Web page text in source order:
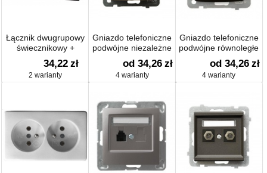
Łącznik dwugrupowy
świecznikowy +
Gniazdo pojedyncze
34,22 zł
2 warianty
Gniazdo telefoniczne
podwójne niezależne
od 34,26 zł
4 warianty
Gniazdo telefoniczne
podwójne równoległe
od 34,26 zł
4 warianty